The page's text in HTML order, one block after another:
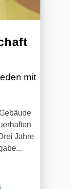
mit
Jahre